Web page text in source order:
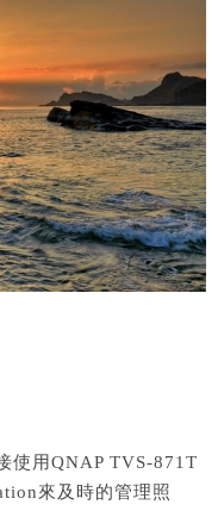
使用QNAP TVS-871T
來及時的管理照